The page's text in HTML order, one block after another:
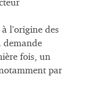
l’origine des
demande
fois, un
par